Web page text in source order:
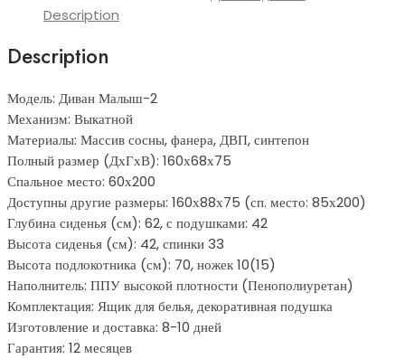
Description
Description
Модель: Диван Малыш-2
Механизм: Выкатной
Материалы: Массив сосны, фанера, ДВП, синтепон
Полный размер (ДхГхВ): 160х68х75
Спальное место: 60х200
Доступны другие размеры: 160х88х75 (сп. место: 85х200)
Глубина сиденья (см): 62, с подушками: 42
Высота сиденья (см): 42, спинки 33
Высота подлокотника (см): 70, ножек 10(15)
Наполнитель: ППУ высокой плотности (Пенополиуретан)
Комплектация: Ящик для белья, декоративная подушка
Изготовление и доставка: 8-10 дней
Гарантия: 12 месяцев